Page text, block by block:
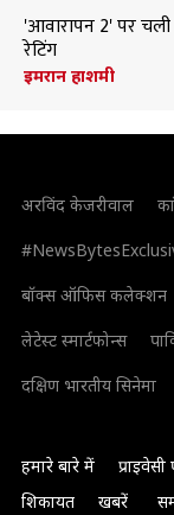
'आवारापन 2' पर
रेटिंग
इमरान हाशमी
अरविंद केजरीवाल
बॉक्स ऑफिस कलेक्शन
लेटेस्ट स्मार्टफोन्स
दक्षिण भारतीय सिनेमा
हमारे बारे में प्राइवेसी
शिकायत
खबरें